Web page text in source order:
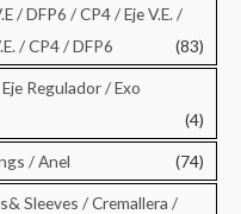
/ DFP6 / CP4 / Eje V.E. /
/ CP4 / DFP6
(83)
Regulador / Exo
(4)
/ Anel (74)
Sleeves / Cremallera /